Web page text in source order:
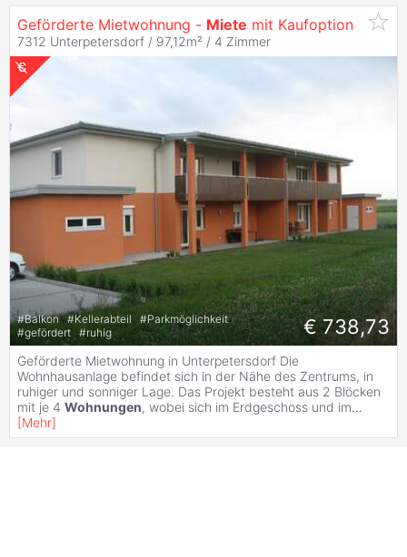
Geförderte Mietwohnung - Miete mit Kaufoption
7312 Unterpetersdorf / 97,12m² / 4 Zimmer
#Balkon #Kellerabteil #Parkmöglichkeit
#gefördert #ruhig € 738,73
Geförderte Mietwohnung in Unterpetersdorf Die
Wohnhausanlage befindet sich in der Nähe des Zentrums, in
ruhiger und sonniger Lage. Das Projekt besteht aus 2 Blöcken
mit je 4 Wohnungen, wobei sich im Erdgeschoss und im...
[Mehr]